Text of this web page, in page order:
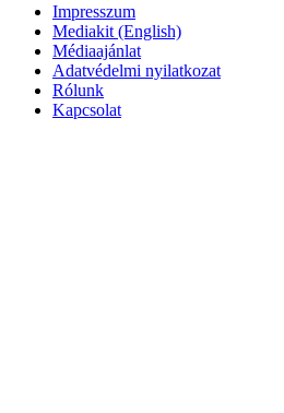
Impresszum
Mediakit (English)
Médiaajánlat
Adatvédelmi nyilatkozat
Rólunk
Kapcsolat